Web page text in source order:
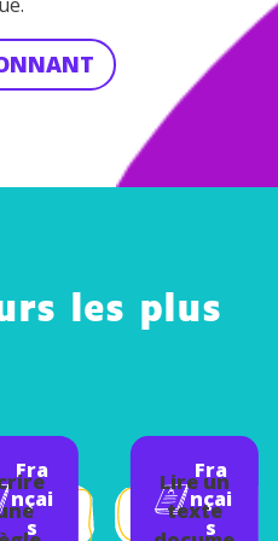
les plus
Fra
nçai
s
Fra
nçai
s
Lire un
texte